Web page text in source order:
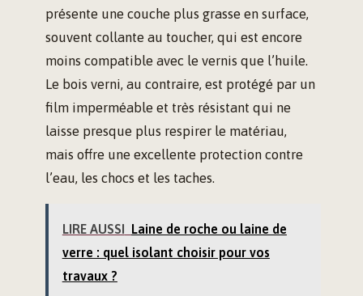
présente une couche plus grasse en surface,
souvent collante au toucher, qui est encore
moins compatible avec le vernis que l’huile.
Le bois verni, au contraire, est protégé par un
film imperméable et très résistant qui ne
laisse presque plus respirer le matériau,
mais offre une excellente protection contre
l’eau, les chocs et les taches.
LIRE AUSSI Laine de roche ou laine de
verre : quel isolant choisir pour vos
travaux ?